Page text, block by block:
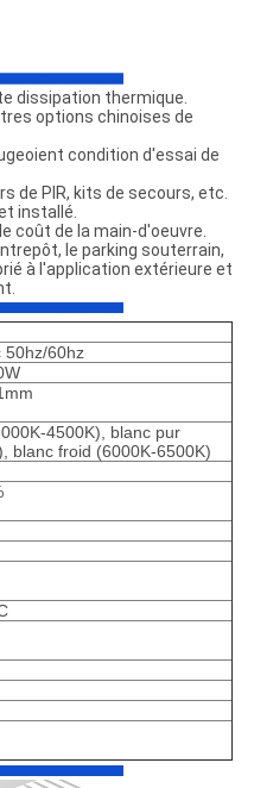
dissipation thermique.
options chinoises de
condition d'essai de
de PIR, kits de secours, etc.
installé.
coût de la main-d'oeuvre.
le parking souterrain,
à l'application extérieure et
50hz/60hz
4500K), blanc pur
blanc froid (6000K-6500K)